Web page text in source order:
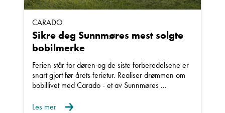
CARADO
Sikre deg Sunnmøres mest solgte
bobilmerke
Ferien står for døren og de siste forberedelsene er
snart gjort før årets ferietur. Realiser drømmen om
bobillivet med Carado - et av Sunnmøres ...
Les mer